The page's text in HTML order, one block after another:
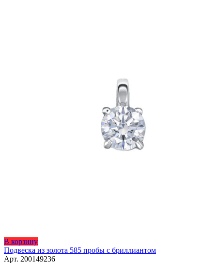
В корзинуЭтот
товар
имеет
Подвеска из золота 585 пробы с бриллиантом
Арт. 200149236